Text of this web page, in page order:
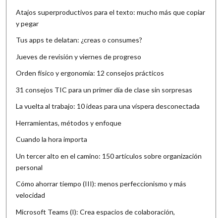
Atajos superproductivos para el texto: mucho más que copiar
y pegar
Tus apps te delatan: ¿creas o consumes?
Jueves de revisión y viernes de progreso
Orden físico y ergonomía: 12 consejos prácticos
31 consejos TIC para un primer día de clase sin sorpresas
La vuelta al trabajo: 10 ideas para una víspera desconectada
Herramientas, métodos y enfoque
Cuando la hora importa
Un tercer alto en el camino: 150 artículos sobre organización
personal
Cómo ahorrar tiempo (III): menos perfeccionismo y más
velocidad
Microsoft Teams (I): Crea espacios de colaboración,